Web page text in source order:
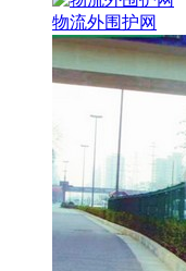
物流外围护网